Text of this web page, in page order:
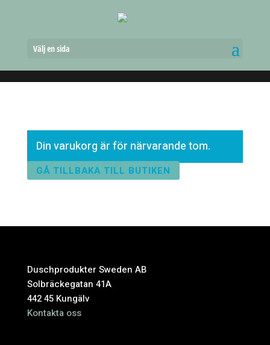
Välj en sida
Din varukorg är för närvarande tom.
GÅ TILLBAKA TILL BUTIKEN
Duschprodukter Sweden AB
Solbräckegatan 41A
442 45 Kungälv
Kontakta oss